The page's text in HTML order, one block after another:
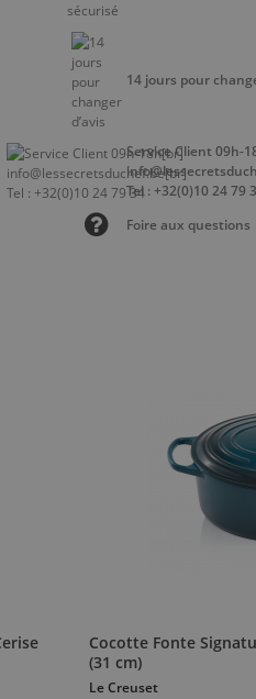
14 jours pour
Service Client 09h-
Tel : +32(0)10 24 79
Foire aux questions
Cocotte Fonte
(31 cm)
Le Creuset